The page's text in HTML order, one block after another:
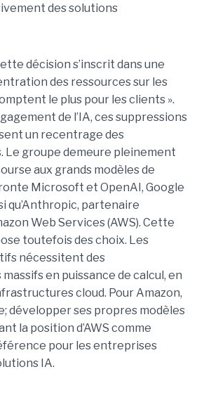
des solutions
décision s’inscrit dans une
des ressources sur les
le plus pour les clients ».
de l’IA, ces suppressions
un recentrage des
Le groupe demeure pleinement
aux grands modèles de
Microsoft et OpenAI, Google
qu’Anthropic, partenaire
Web Services (AWS). Cette
toutefois des choix. Les
nécessitent des
en puissance de calcul, en
cloud. Pour Amazon,
développer ses propres modèles
la position d’AWS comme
pour les entreprises
IA.